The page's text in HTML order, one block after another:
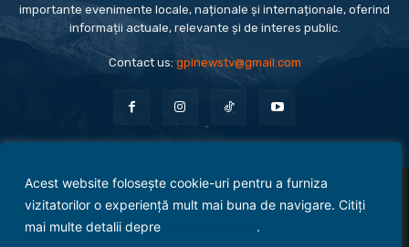
Acest website folosește cookie-uri pentru a furniza
vizitatorilor o experiență mult mai buna de navigare. Citiți
mai multe detalii depre
.
importante evenimente locale, naționale și internaționale, oferind
informații actuale, relevante și de interes public.
Contact us:gpinewstv@gmail.com
Evenimente Politică Economie Social
Sport
Monden
Cultură
Antreprenoriat
Administrație Publică